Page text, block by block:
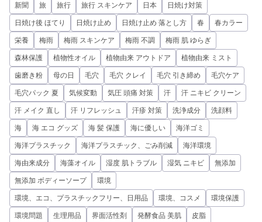
新聞 旅 旅行 旅行 スキンケア 日本 日焼け対策
日焼け後 ほてり 日焼け止め 日焼け止め 落とし方 春 春カラー
栄養 梅雨 梅雨 スキンケア 梅雨 不調 梅雨 肌 ゆらぎ
森林保護 植物性オイル 植物由来 アウトドア 植物由来 ミスト
歯磨き粉 母の日 毛穴 毛穴 クレイ 毛穴 引き締め 毛穴ケア
毛穴パック 夏 気候変動 気圧 頭痛 対策 汗 汗 ニキビ クリーン
汗 メイク 直し 汗 リフレッシュ 汗疹 対策 洗浄成分 洗顔料
海 海 エコ グッズ 海 髪 保護 海に優しい 海洋ゴミ
海洋プラスチック 海洋プラスチック、ごみ削減 海洋環境
海由来成分 海藻オイル 湿度 肌トラブル 湿気 ニキビ 無添加
無添加 ボディーソープ 環境
環境、エコ、プラスチックフリー、日用品 環境、コスメ 環境保護
環境問題 生理用品 界面活性剤 発酵食品 美肌 皮脂